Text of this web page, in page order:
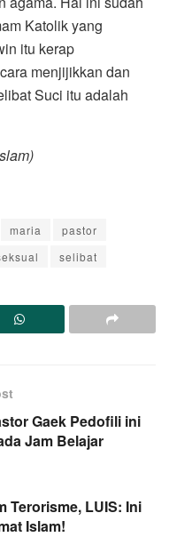
Katolik yang
itu kerap
menjijikkan dan
Suci itu adalah
maria
pastor
selibat
Gaek Pedofili ini
Jam Belajar
Terorisme, LUIS: Ini
Islam!